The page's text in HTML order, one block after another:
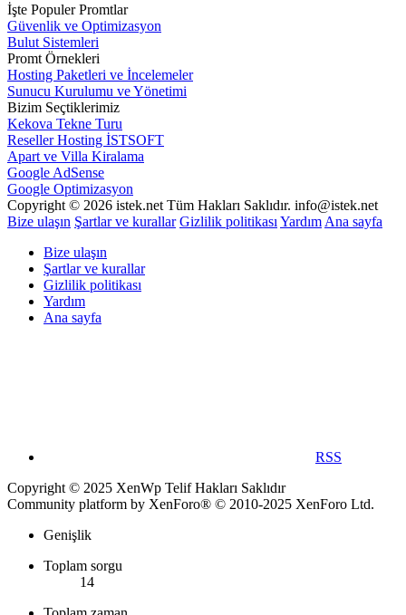
İşte Populer Promtlar
Güvenlik ve Optimizasyon
Bulut Sistemleri
Promt Örnekleri
Hosting Paketleri ve İncelemeler
Sunucu Kurulumu ve Yönetimi
Bizim Seçtiklerimiz
Kekova Tekne Turu
Reseller Hosting İSTSOFT
Apart ve Villa Kiralama
Google AdSense
Google Optimizasyon
Copyright © 2026 istek.net Tüm Hakları Saklıdır. info@istek.net
Bize ulaşın Şartlar ve kurallar Gizlilik politikası Yardım Ana sayfa
Bize ulaşın
Şartlar ve kurallar
Gizlilik politikası
Yardım
Ana sayfa
RSS
Copyright © 2025 XenWp Telif Hakları Saklıdır
Community platform by XenForo® © 2010-2025 XenForo Ltd.
Genişlik
Toplam sorgu
14